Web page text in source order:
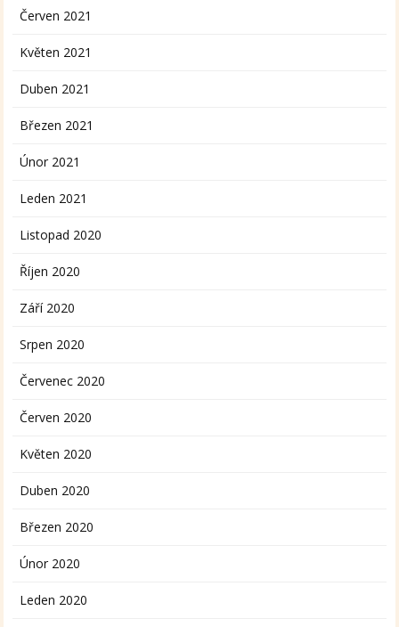
Červen 2021
Květen 2021
Duben 2021
Březen 2021
Únor 2021
Leden 2021
Listopad 2020
Říjen 2020
Září 2020
Srpen 2020
Červenec 2020
Červen 2020
Květen 2020
Duben 2020
Březen 2020
Únor 2020
Leden 2020